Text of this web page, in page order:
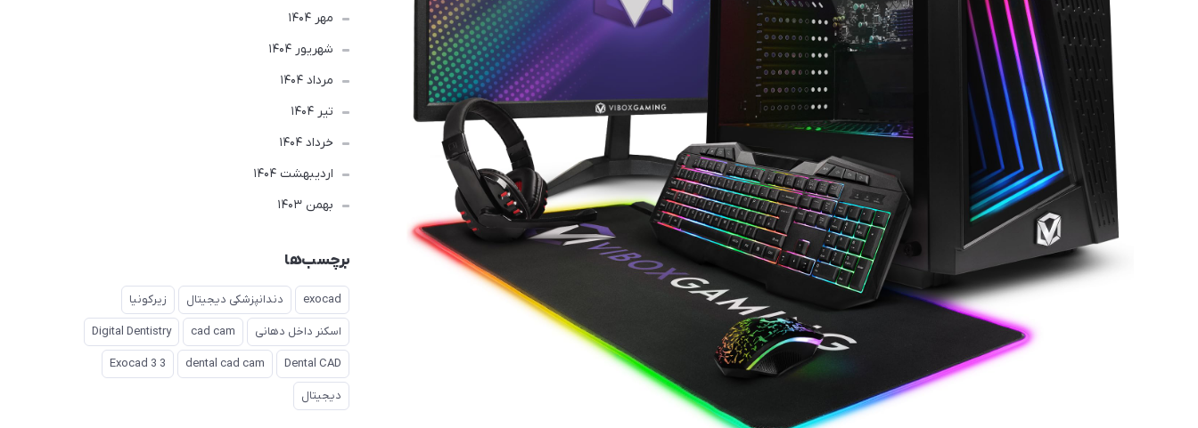
مهر 1404
شهریور 1404
مرداد 1404
تير 1404
خرداد 1404
ارديبهشت 1404
بهمن 1403
برچسب‌ها
exocad دندانپزشکی دیجیتال زیرکونیا
اسکنر داخل دهانی cad cam
Digital Dentistry
Dental CAD
dental cad cam
Exocad 3 3
دیجیتال